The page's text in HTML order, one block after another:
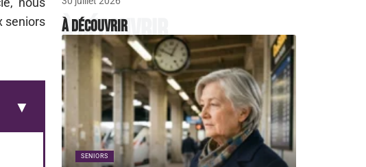
seniors
À découvrir
À découvrir
SENIORS